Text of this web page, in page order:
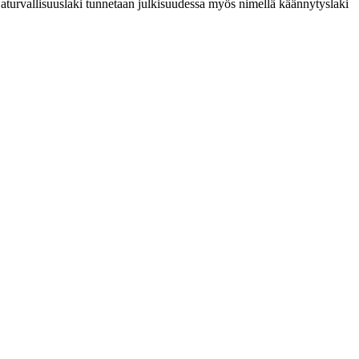
tunnetaan julkisuudessa myös nimellä käännytyslaki